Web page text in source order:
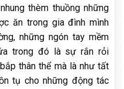
thèm thuồng những
ăn trong gia đình mình
những ngón tay mềm
trong đó là sự rắn rỏi
thân thể mà là như tất
tụ cho những động tác